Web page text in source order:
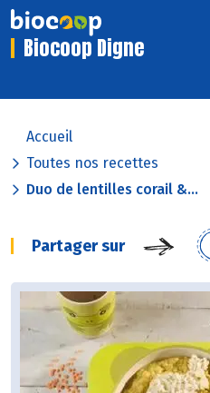
Biocoop Digne
Accueil
Toutes nos recettes
Duo de lentilles corail &...
Partager sur